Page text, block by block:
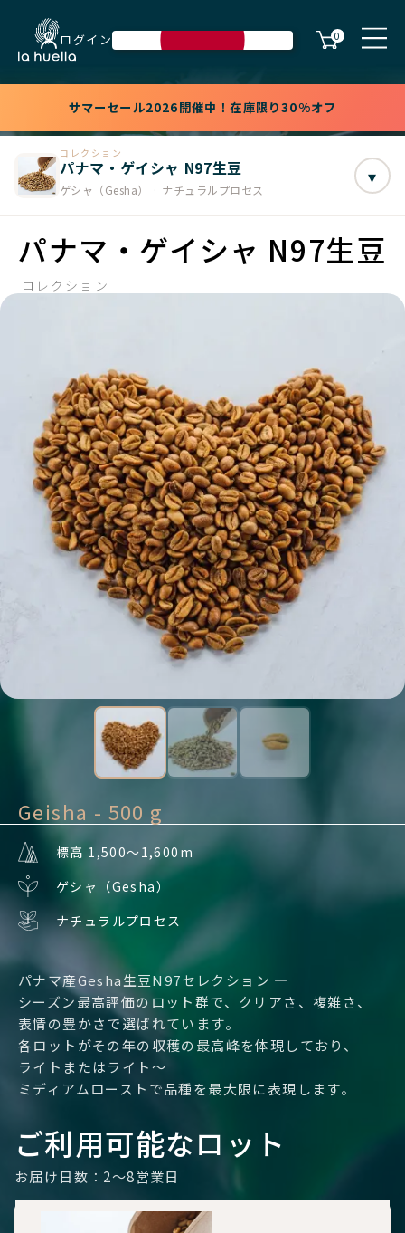
ログイン 0
サマーセール2026開催中！在庫限り30%オフ
コレクション
パナマ・ゲイシャ N97生豆
ゲシャ（Gesha） · ナチュラルプロセス
▾
パナマ・ゲイシャ N97生豆
コレクション
Geisha - 500 g
標高 1,500〜1,600m
ゲシャ（Gesha）
ナチュラルプロセス
パナマ産Gesha生豆N97セレクション —
シーズン最高評価のロット群で、クリアさ、複雑さ、
表情の豊かさで選ばれています。
各ロットがその年の収穫の最高峰を体現しており、
ライトまたはライト〜
ミディアムローストで品種を最大限に表現します。
ご利用可能なロット
お届け日数：2～8営業日